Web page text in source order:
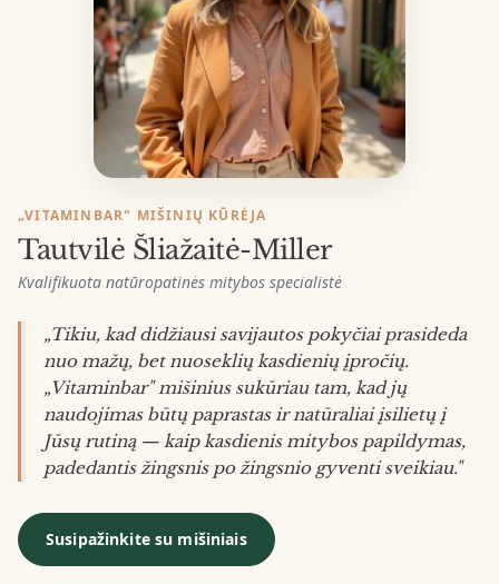
„VITAMINBAR" MIŠINIŲ KŪRĖJA
Tautvilė Šliažaitė-Miller
Kvalifikuota natūropatinės mitybos specialistė
„Tikiu, kad didžiausi savijautos pokyčiai prasideda
nuo mažų, bet nuoseklių kasdienių įpročių.
„Vitaminbar" mišinius sukūriau tam, kad jų
naudojimas būtų paprastas ir natūraliai įsilietų į
Jūsų rutiną — kaip kasdienis mitybos papildymas,
padedantis žingsnis po žingsnio gyventi sveikiau."
Susipažinkite su mišiniais